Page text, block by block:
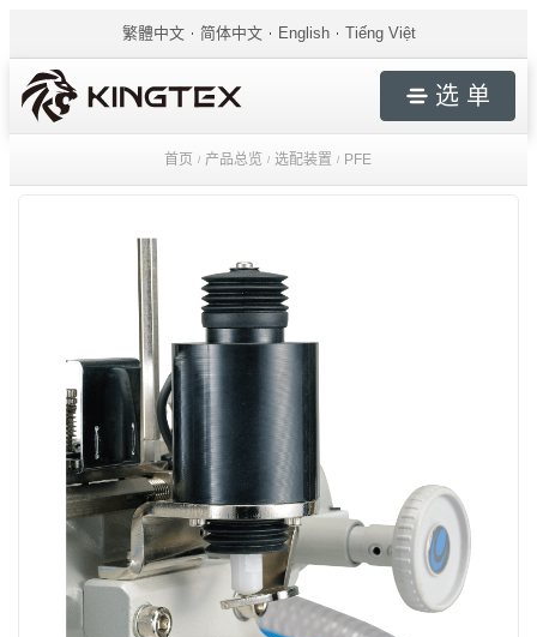
繁體中文 简体中文 English Tiếng Việt
选 单
首页 / 产品总览 / 选配装置 / PFE